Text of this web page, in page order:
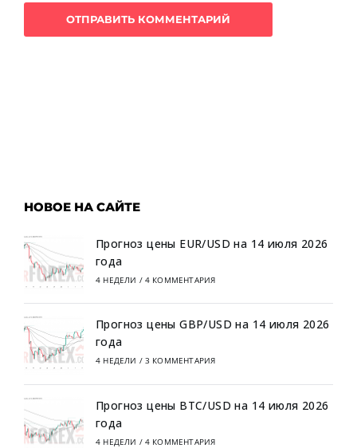
НОВОЕ НА САЙТЕ
Прогноз цены EUR/USD на 14 июля 2026
года
4 НЕДЕЛИ / 4 КОММЕНТАРИЯ
Прогноз цены GBP/USD на 14 июля 2026
года
4 НЕДЕЛИ / 3 КОММЕНТАРИЯ
Прогноз цены BTC/USD на 14 июля 2026
года
4 НЕДЕЛИ / 4 КОММЕНТАРИЯ